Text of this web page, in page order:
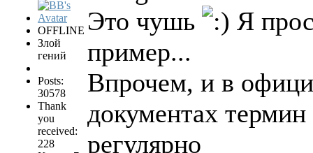
OFFLINE
Злой
гений
Posts:
30578
Thank
you
received:
228
Это чушь
Я
пример...
Впрочем, и в
документах
регулярно